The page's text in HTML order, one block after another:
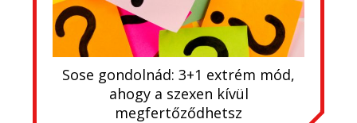
Sose gondolnád: 3+1 extrém mód,
ahogy a szexen kívül
megfertőződhetsz